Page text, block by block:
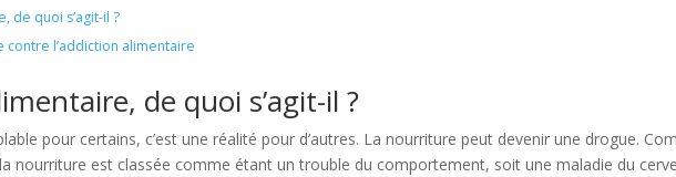
de quoi s’agit-il ?
contre l’addiction alimentaire
de quoi s’agit-il ?
pour certains, c’est une réalité pour d’autres. La nourriture peut devenir une drogue.
nourriture est classée comme étant un trouble du comportement, soit une maladie du